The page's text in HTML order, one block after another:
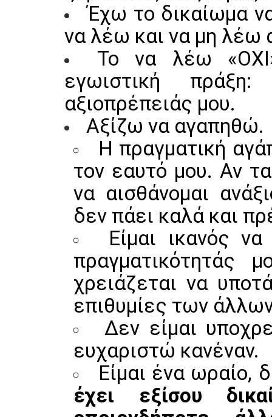
Έχω το δικαίωμα
να λέω και να μη λέω
Το να λέω
εγωιστική
αξιοπρέπειάς μου.
Αξίζω να αγαπηθώ.
Η πραγματική
τον εαυτό μου. Αν
να αισθάνομαι
δεν πάει καλά και
Είμαι ικανός
χρειάζεται να
επιθυμίες των
Δεν είμαι
ευχαριστώ κανέναν.
Είμαι ένα ωραίο,
έχει εξίσου